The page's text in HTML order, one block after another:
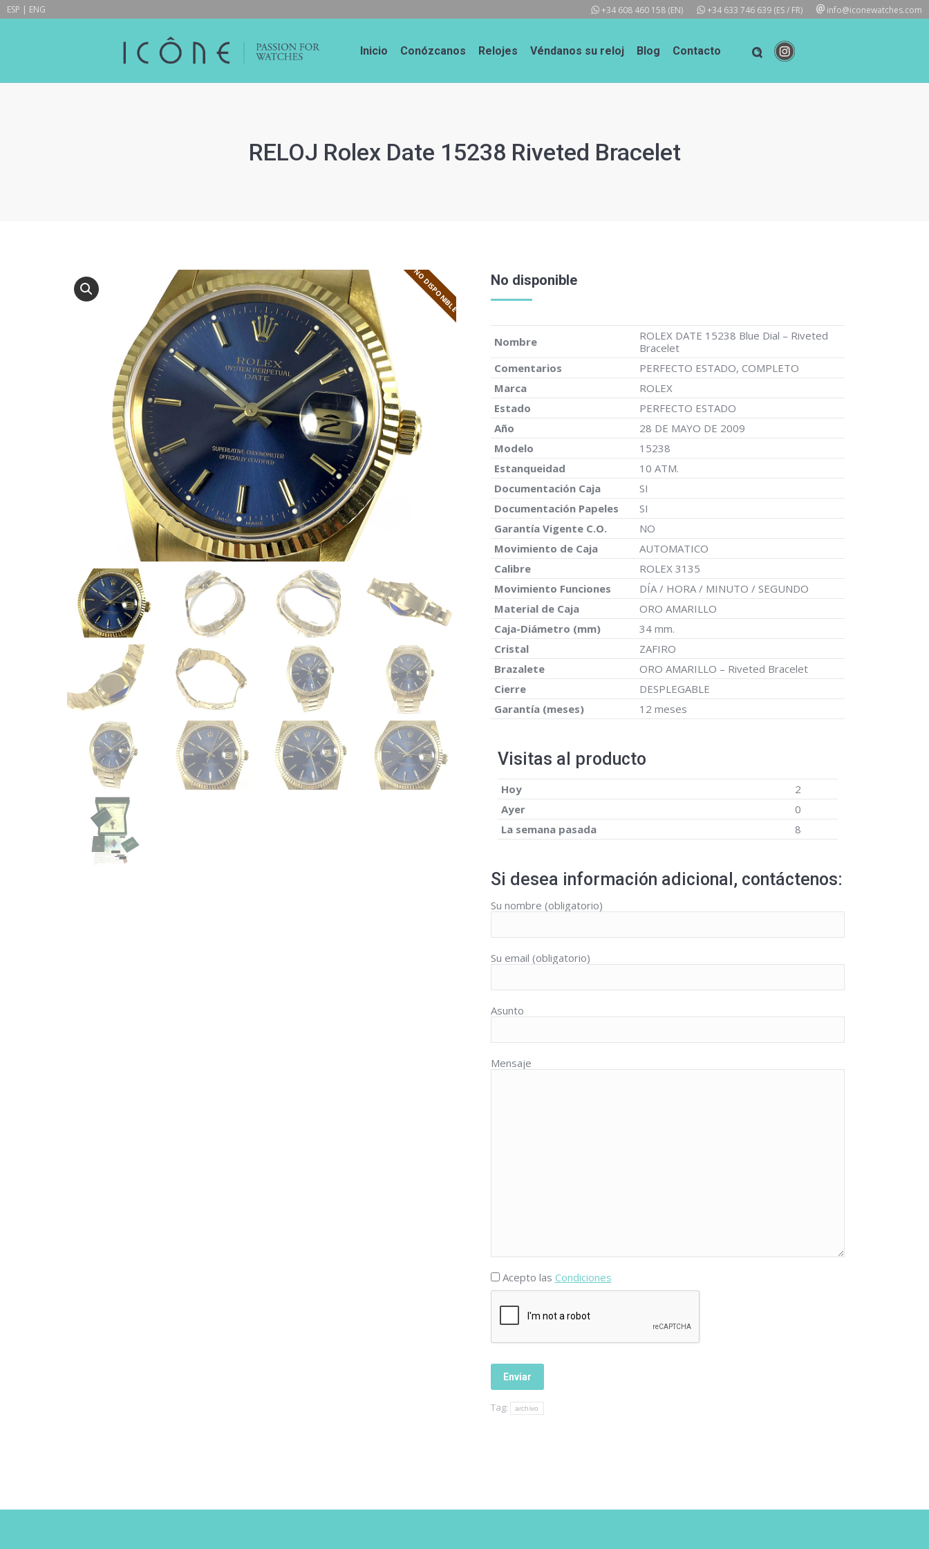
ESP | ENG info@iconewatches.com
+34 633 746 639 (ES / FR)
+34 608 460 158 (EN)
Inicio Conózcanos Relojes Véndanos su reloj Blog Contacto
RELOJ Rolex Date 15238 Riveted Bracelet
NO DISPONIBLE No disponible
Nombre
ROLEX DATE 15238 Blue Dial – Riveted
Bracelet
Comentarios
PERFECTO ESTADO, COMPLETO
Marca
ROLEX
Estado
PERFECTO ESTADO
Año
28 DE MAYO DE 2009
Modelo
15238
Estanqueidad
10 ATM.
Documentación Caja
SI
Documentación Papeles
SI
Garantía Vigente C.O.
NO
Movimiento de Caja
AUTOMATICO
Calibre
ROLEX 3135
Movimiento Funciones
DÍA / HORA / MINUTO / SEGUNDO
Material de Caja
ORO AMARILLO
Caja-Diámetro (mm)
34 mm.
Cristal
ZAFIRO
Brazalete
ORO AMARILLO – Riveted Bracelet
Cierre
DESPLEGABLE
Garantía (meses)
12 meses
Visitas al producto
Hoy
2
Ayer
0
La semana pasada
8
Si desea información adicional, contáctenos:
Su nombre (obligatorio)
Su email (obligatorio)
Asunto
Mensaje
Acepto las Condiciones
Tag: archivo